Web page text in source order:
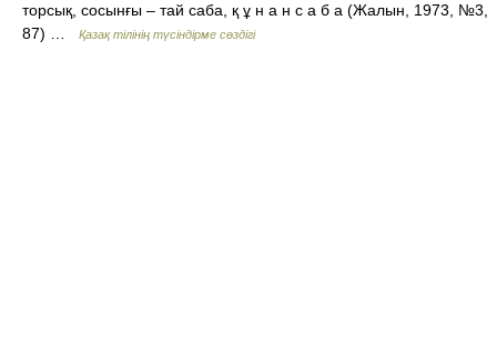
торсық, сосынғы – тай саба, қ ұ н а н с а б а (Жалын, 1973, №3,
87) …
Қазақ тілінің түсіндірме сөздігі